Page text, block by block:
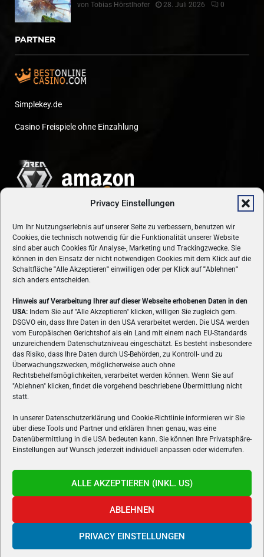
Privacy Einstellungen
Um Ihr Nutzungserlebnis auf unserer Seite zu verbessern, benutzen wir
Cookies, die technisch notwendig für die Funktionalität unserer Website
sind aber auch Cookies für Analyse-, Marketing und Trackingzwecke. Sie
können in den Einsatz der nicht notwendigen Cookies mit dem Klick auf die
Schaltfläche "Alle Akzeptieren" einwilligen oder per Klick auf"Ablehnen"
sich anders entscheiden.
Hinweis auf Verarbeitung Ihrer auf dieser Webseite erhobenen Daten in den
USA: Indem Sie auf "Alle Akzeptieren" klicken, willigen Sie zugleich gem.
DSGVO ein, dass Ihre Daten in den USA verarbeitet werden. Die USA werden
vom Europäischen Gerichtshof als ein Land mit einem nach EU-Standards
unzureichendem Datenschutzniveau eingeschätzt. Es besteht insbesondere
das Risiko, dass Ihre Daten durch US-Behörden, zu Kontroll- und zu
Überwachungszwecken, möglicherweise auch ohne
Rechtsbehelfsmöglichkeiten, verarbeitet werden können. Wenn Sie auf
"Ablehnen" klicken, findet die vorgehend beschriebene Übermittlung nicht
statt.
In unserer Datenschutzerklärung und Cookie-Richtlinie informieren wir Sie
über diese Tools und Partner und erklären Ihnen genau, was eine
Datenübermittlung in die USA bedeuten kann. Sie können Ihre Privatsphäre-
Einstellungen auf Wunsch jederzeit individuell anpassen oder widerrufen.
ALLE AKZEPTIEREN (INKL. US)
ABLEHNEN
PRIVACY EINSTELLUNGEN
von Tobias Hörstlhofer 28. Juli 2026 0
PARTNER
Simplekey.de
Casino Freispiele ohne Einzahlung
ÜBER UNS
VON GAMERN, FÜR GAMER! Gamers.at ist das älteste Online-
Spielemagazin Österreichs und bringt täglich aktuelle News,
Reviews und Videos zu PC- und Konsolenspielen, Gaming-
Hardware und aus der Welt des e-Sport's.
FOLGE UNS
Gamers.at v6 © 1999-2024 All Rights Reserved -Kontakt|Impressum|